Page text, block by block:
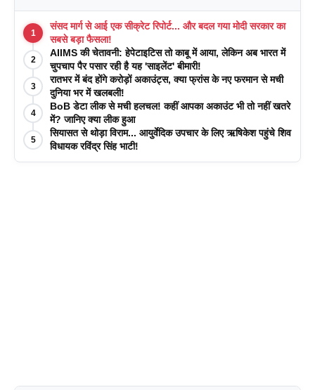
1
संसद मार्ग से आई एक सीक्रेट रिपोर्ट... और बदल गया मोदी सरकार का
सबसे बड़ा फैसला!
2
AIIMS की चेतावनी: हेपेटाइटिस तो काबू में आया, लेकिन अब भारत में
चुपचाप पैर पसार रही है यह 'साइलेंट' बीमारी!
3
रातभर में बंद होंगे करोड़ों अकाउंट्स, क्या फ्रांस के नए फरमान से मची
दुनिया भर में खलबली!
4
BoB डेटा लीक से मची हलचल! कहीं आपका अकाउंट भी तो नहीं खतरे
में? जानिए क्या लीक हुआ
5
सियासत से थोड़ा विराम... आयुर्वेदिक उपचार के लिए ऋषिकेश पहुंचे शिव
विधायक रविंद्र सिंह भाटी!